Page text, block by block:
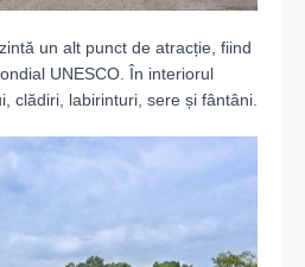
un alt punct de atracție, fiind
UNESCO. În interiorul
clădiri, labirinturi, sere și fântâni.